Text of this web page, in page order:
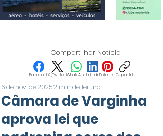
Compartilhar Notícia
FacebookX (Twitter)WhatsAppLinkedInPinterestCopiar link
Câmara de Varginha
aprova lei que
6 de nov. de 20252 min de leitura